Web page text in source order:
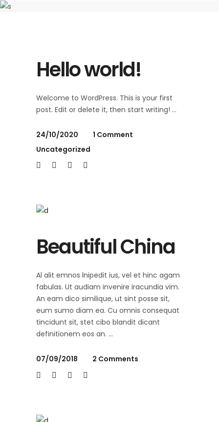
Hello world!
Welcome to WordPress. This is your first
post. Edit or delete it, then start writing!
24/10/2020
1 Comment
Uncategorized
Beautiful China
Al alit emnos lnipedit ius, vel et hinc agam
fabulas. Ut audiam invenire iracundia vim.
An eam dico similique, ut sint posse sit,
eum sumo diam ea. Cu omnis consequat
tincidunt sit, stet cibo blandit dicant
definitionem eos an.
07/09/2018 2 Comments